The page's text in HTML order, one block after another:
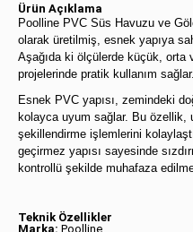
Ürün Açıklama
Poolline PVC Süs Havuzu ve
olarak üretilmiş, esnek yapıya
Aşağıda ki ölçülerde küçük,
projelerinde pratik kullanım sağlar.
Esnek PVC yapısı, zemindeki
kolayca uyum sağlar. Bu özellik,
şekillendirme işlemlerini
geçirmez yapısı sayesinde
kontrollü şekilde muhafaza
Teknik Özellikler
Marka: Poolline